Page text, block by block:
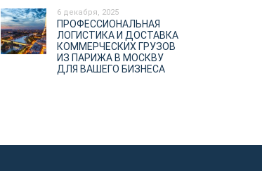
6 декабря, 2025
ПРОФЕССИОНАЛЬНАЯ
ЛОГИСТИКА И ДОСТАВКА
КОММЕРЧЕСКИХ ГРУЗОВ
ИЗ ПАРИЖА В МОСКВУ
ДЛЯ ВАШЕГО БИЗНЕСА